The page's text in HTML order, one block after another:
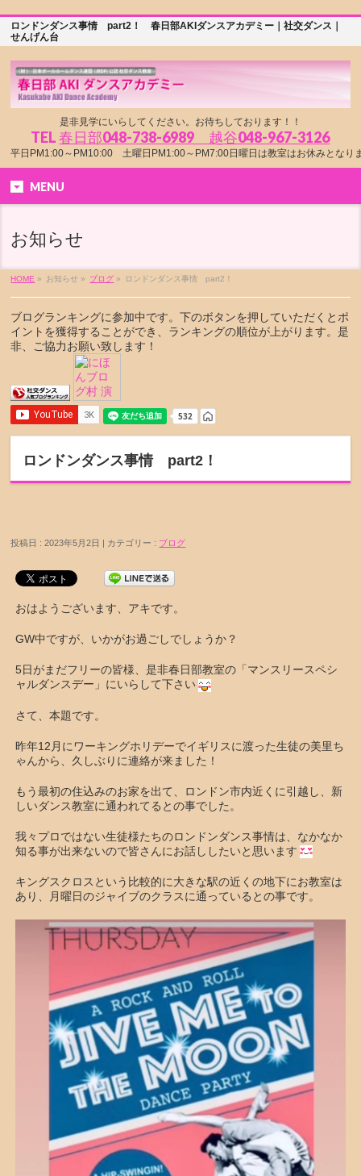
ロンドンダンス事情 part2！ 春日部AKIダンスアカデミー｜社交ダンス｜
せんげん台
是非見学にいらしてください。お待ちしております！！
TEL春日部048-738-6989 越谷048-967-3126
平日PM1:00～PM10:00 土曜日PM1:00～PM7:00日曜日は教室はお休みとなり
MENU
お知らせ
HOME » お知らせ » ブログ » ロンドンダンス事情 part2！
ブログランキングに参加中です。下のボタンを押していただくとポ
イントを獲得することができ、ランキングの順位が上がります。是
非、ご協力お願い致します！
ロンドンダンス事情 part2！
投稿日 : 2023年5月2日 | カテゴリー : ブログ
おはようございます、アキです。
GW中ですが、いかがお過ごしでしょうか？
5日がまだフリーの皆様、是非春日部教室の「マンスリースペシ
ャルダンスデー」にいらして下さい
さて、本題です。
昨年12月にワーキングホリデーでイギリスに渡った生徒の美里ち
ゃんから、久しぶりに連絡が来ました！
もう最初の住込みのお家を出て、ロンドン市内近くに引越し、新
しいダンス教室に通われてるとの事でした。
我々プロではない生徒様たちのロンドンダンス事情は、なかなか
知る事が出来ないので皆さんにお話ししたいと思います
キングスクロスという比較的に大きな駅の近くの地下にお教室は
あり、月曜日のジャイブのクラスに通っているとの事です。